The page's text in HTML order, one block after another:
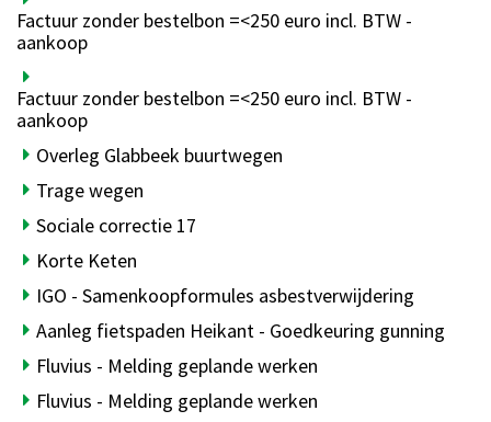
Factuur zonder bestelbon =<250 euro incl. BTW -
aankoop
Factuur zonder bestelbon =<250 euro incl. BTW -
aankoop
Overleg Glabbeek buurtwegen
Trage wegen
Sociale correctie 17
Korte Keten
IGO - Samenkoopformules asbestverwijdering
Aanleg fietspaden Heikant - Goedkeuring gunning
Fluvius - Melding geplande werken
Fluvius - Melding geplande werken